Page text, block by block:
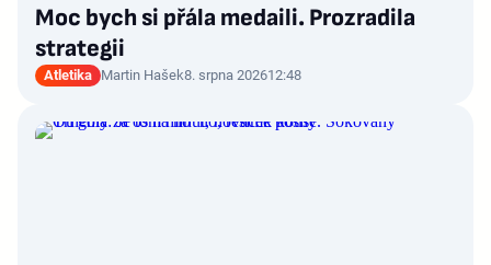
Moc bych si přála medaili. Prozradila
strategii
Atletika Martin Hašek8. srpna 202612:48